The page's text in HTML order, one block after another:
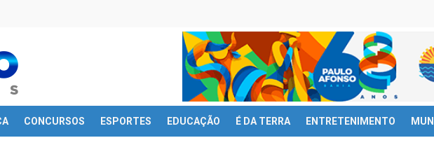
CONCURSOS ESPORTES EDUCAÇÃO É DA TERRA ENTRETENIMENTO